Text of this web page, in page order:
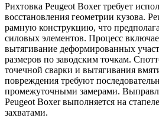
Рихтовка Peugeot Boxer требует
восстановления геометрии кузова.
рамную конструкцию, что
силовых элементов. Процесс
вытягивание деформированных
размеров по заводским точкам.
точечной сварки и вытягивания
повреждения требуют
промежуточными замерами.
Peugeot Boxer выполняется на
захватами.